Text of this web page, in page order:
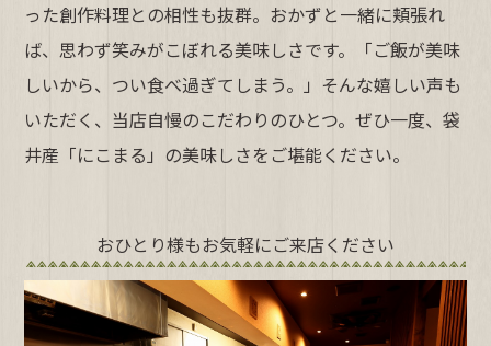
った創作料理との相性も抜群。おかずと一緒に頬張れ
ば、思わず笑みがこぼれる美味しさです。「ご飯が美味
しいから、つい食べ過ぎてしまう。」そんな嬉しい声も
いただく、当店自慢のこだわりのひとつ。ぜひ一度、袋
井産「にこまる」の美味しさをご堪能ください。
おひとり様もお気軽にご来店ください